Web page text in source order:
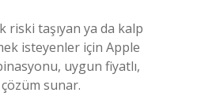
riski taşıyan ya da kalp
isteyenler için Apple
uygun fiyatlı,
sunar.